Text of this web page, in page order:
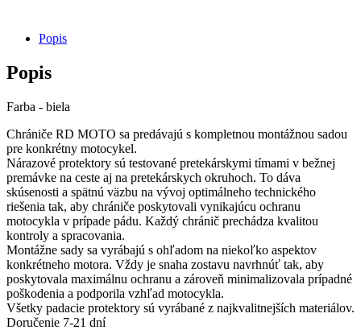
padacie
protektory
/
biele
Popis
Popis
Farba - biela
Chrániče RD MOTO sa predávajú s kompletnou montážnou sadou
pre konkrétny motocykel.
Nárazové protektory sú testované pretekárskymi tímami v bežnej
premávke na ceste aj na pretekárskych okruhoch. To dáva
skúsenosti a spätnú väzbu na vývoj optimálneho technického
riešenia tak, aby chrániče poskytovali vynikajúcu ochranu
motocykla v prípade pádu. Každý chránič prechádza kvalitou
kontroly a spracovania.
Montážne sady sa vyrábajú s ohľadom na niekoľko aspektov
konkrétneho motora. Vždy je snaha zostavu navrhnúť tak, aby
poskytovala maximálnu ochranu a zároveň minimalizovala prípadné
poškodenia a podporila vzhľad motocykla.
Všetky padacie protektory sú vyrábané z najkvalitnejších materiálov.
Doručenie 7-21 dní